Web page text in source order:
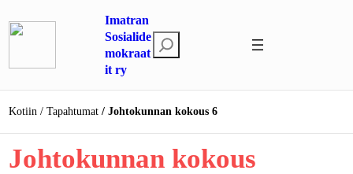
sisältöön
Imatran
Sosialide
mokraat
it ry
t
Kotiin Tapahtumat Johtokunnan kokous 6
Johtokunnan kokous